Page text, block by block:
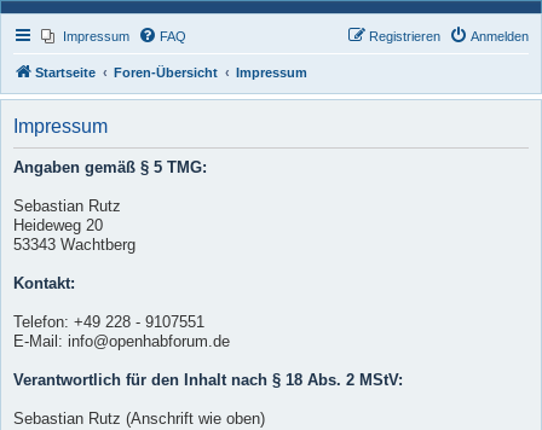
Impressum FAQ Anmelden
Registrieren
Startseite Foren-Übersicht Impressum
Impressum
Angaben gemäß § 5 TMG:
Sebastian Rutz
Heideweg 20
53343 Wachtberg
Kontakt:
Telefon: +49 228 - 9107551
E-Mail: info@openhabforum.de
Verantwortlich für den Inhalt nach § 18 Abs. 2 MStV:
Sebastian Rutz (Anschrift wie oben)